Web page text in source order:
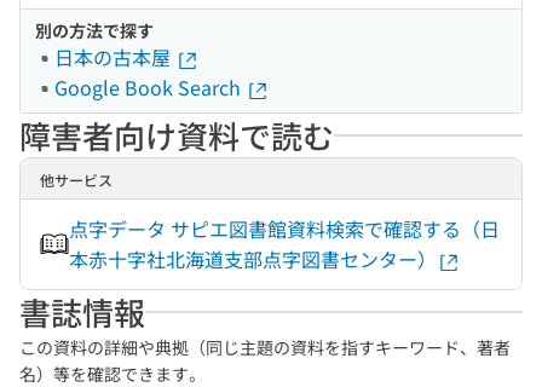
別の方法で探す
日本の古本屋
Google Book Search
障害者向け資料で読む
他サービス
点字データ サピエ図書館資料検索で確認する（日
本赤十字社北海道支部点字図書センター）
書誌情報
この資料の詳細や典拠（同じ主題の資料を指すキーワード、著者
名）等を確認できます。